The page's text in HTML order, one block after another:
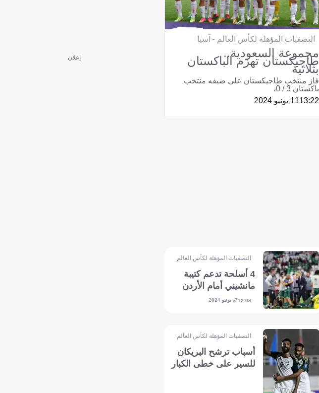
التصفيات المؤهلة لكأس العالم - آسيا
مجموعة السعودية..
طاجيكستان تهزم الباكستان
بثلاثية
فاز منتخب طاجيكستان على ضيفه منتخب
باكستان 3 / 0،
13:2211 يونيو 2024
التصفيات المؤهلة لكأس العالم - آسيا
4 أسلحة تدعم كتيبة
مانشيني أمام الأردن
13:087 يونيو 2024
التصفيات المؤهلة لكأس العالم - آسيا
أسباب ترشح البريكان
للسير على خطى الكبار
إعلان